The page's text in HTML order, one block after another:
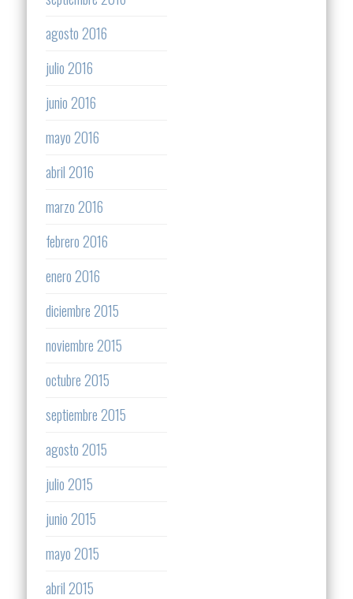
agosto 2016
julio 2016
junio 2016
mayo 2016
abril 2016
marzo 2016
febrero 2016
enero 2016
diciembre 2015
noviembre 2015
octubre 2015
septiembre 2015
agosto 2015
julio 2015
junio 2015
mayo 2015
abril 2015